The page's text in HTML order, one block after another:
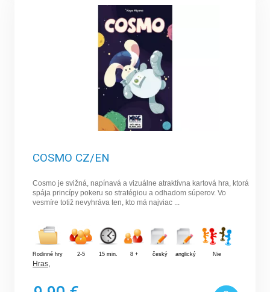
COSMO CZ/EN
Cosmo je svižná, napínavá a vizuálne atraktívna kartová hra, ktorá
spája princípy pokeru so stratégiou a odhadom súperov. Vo
vesmíre totiž nevyhráva ten, kto má najviac ...
Rodinné hry 2-5 15 min. 8 + český anglický Nie
Hras,